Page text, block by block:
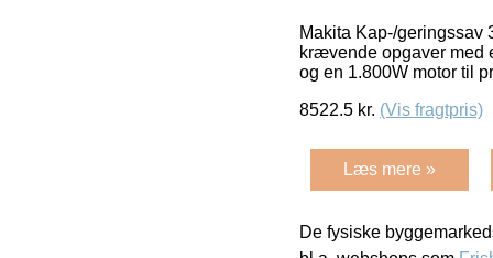
Makita Kap-/geringssav
krævende opgaver med
og en 1.800W motor til
8522.5 kr. (Vis fragtpris)
Læs mere »
De fysiske